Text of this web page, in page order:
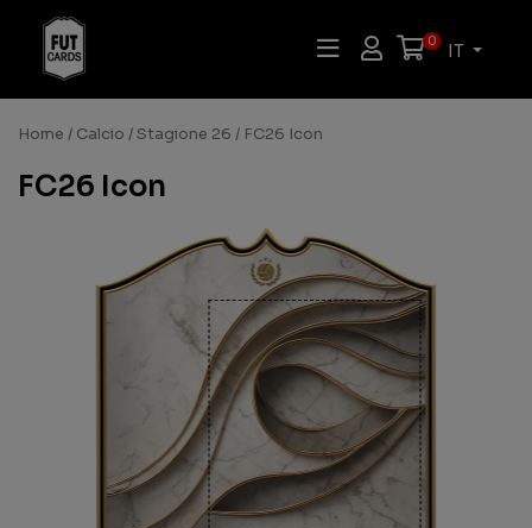
0 IT
Home / Calcio /Stagione 26 / FC26 Icon
FC26 Icon